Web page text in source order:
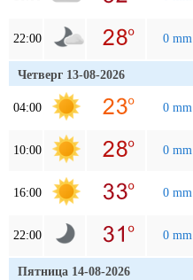
22:00 0 mm
Четверг 13-08-2026
04:00 0 mm
10:00 0 mm
16:00 0 mm
22:00 0 mm
Пятница 14-08-2026